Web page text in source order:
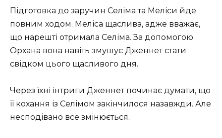
Підготовка до заручин Селіма та Меліси йде
повним ходом. Меліса щаслива, адже вважає,
що нарешті отримала Селіма. За допомогою
Орхана вона навіть змушує Дженнет стати
свідком цього щасливого дня.
Через їхні інтриги Дженнет починає думати, що
її кохання із Селімом закінчилося назавжди. Але
несподівано все змінюється.